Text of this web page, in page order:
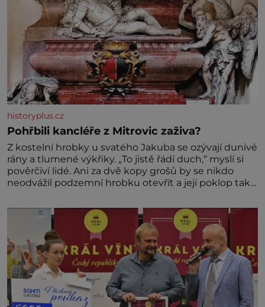
historyplus.cz
Pohřbili kancléře z Mitrovic zaživa?
Z kostelní hrobky u svatého Jakuba se ozývají dunivé
rány a tlumené výkřiky. „To jistě řádí duch,“ myslí si
pověrčiví lidé. Ani za dvě kopy grošů by se nikdo
neodvážil podzemní hrobku otevřít a její poklop tak
divné burácení skutečně ustane. Když o mnoho let
později hrobku